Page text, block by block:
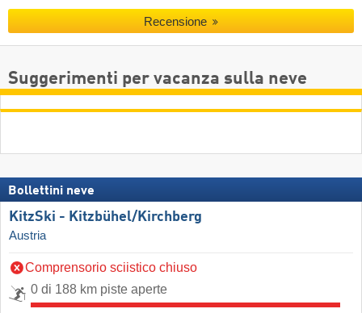
Recensione
Suggerimenti per vacanza sulla neve
Bollettini neve
KitzSki - Kitzbühel/​Kirchberg
Austria
Comprensorio sciistico chiuso
0 di 188 km piste aperte